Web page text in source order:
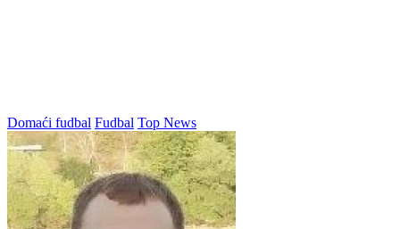
Domaći fudbal Fudbal Top News